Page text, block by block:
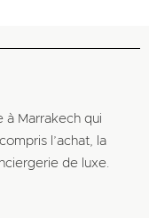
à Marrakech qui
l’achat, la
de luxe.